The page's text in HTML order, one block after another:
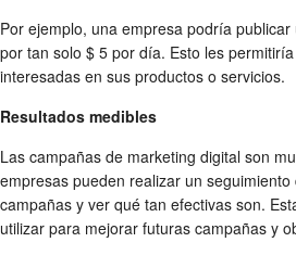
Por ejemplo, una empresa podría
por tan solo $ 5 por día. Esto les
interesadas en sus productos o servicios.
Resultados medibles
Las campañas de marketing digital son
empresas pueden realizar un
campañas y ver qué tan efectivas son.
utilizar para mejorar futuras campañas y